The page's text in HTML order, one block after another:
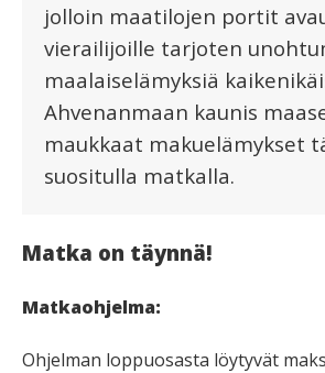
jolloin maatilojen portit
vierailijoille tarjoten
maalaiselämyksiä
Ahvenanmaan kaunis
maukkaat makuelämykset
suositulla matkalla.
Matka on täynnä!
Matkaohjelma:
Ohjelman loppuosasta löytyvät